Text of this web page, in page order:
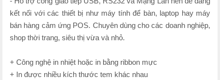
kết nối với các thiết bị như máy tính để bàn, laptop hay máy
bán hàng cảm ứng POS. Chuyên dùng cho các doanh nghiệp,
shop thời trang, siêu thị vừa và nhỏ.
+ Công nghệ in nhiệt hoặc in bằng ribbon mực
+ In được nhiều kích thước tem khác nhau